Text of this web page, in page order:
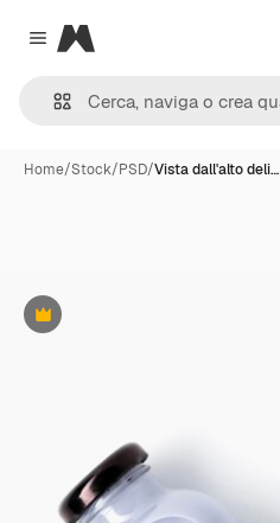
Close menu
Magnific
Home/Stock/PSD/Vista dall'alto deli…
Premium